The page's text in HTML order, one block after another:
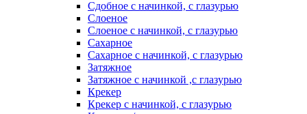
Сдобное с начинкой, с глазурью
Слоеное
Слоеное с начинкой, с глазурью
Сахарное
Сахарное с начинкой, с глазурью
Затяжное
Затяжное с начинкой ,с глазурью
Крекер
Крекер с начинкой, с глазурью